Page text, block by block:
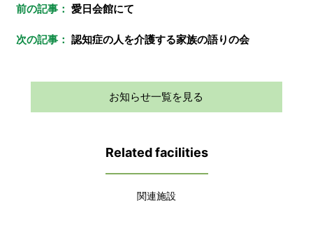
前の記事：愛日会館にて
次の記事：認知症の人を介護する家族の語りの会
お知らせ一覧を見る
Related facilities
関連施設